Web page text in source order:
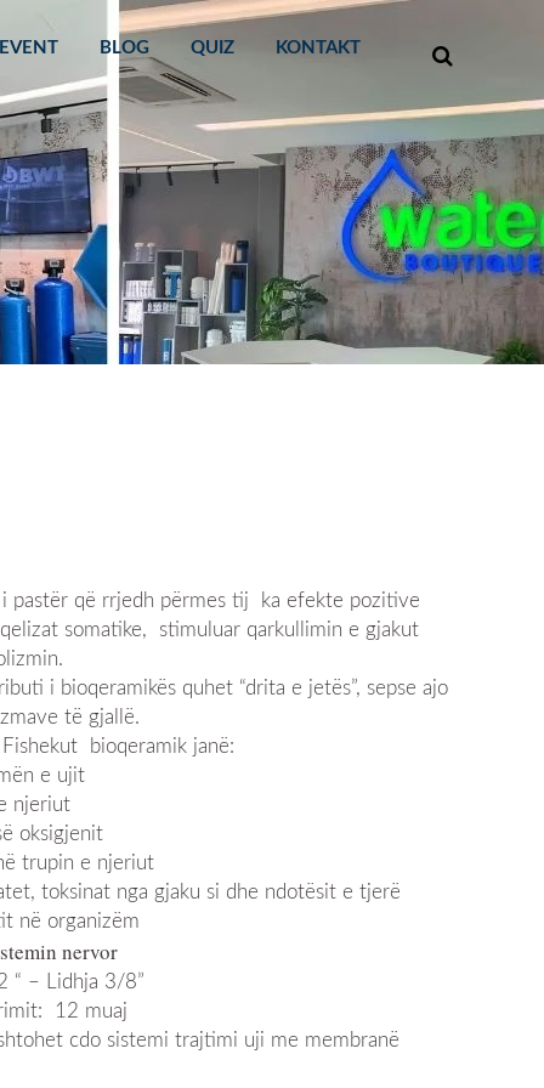
EVENT BLOG QUIZ KONTAKT
pastër që rrjedh përmes tij ka efekte pozitive
somatike, stimuluar qarkullimin e gjakut
i bioqeramikës quhet “drita e jetës”, sepse ajo
të gjallë.
bioqeramik janë:
e ujit
njeriut
oksigjenit
trupin e njeriut
toksinat nga gjaku si dhe ndotësit e tjerë
në organizëm
nervor
“ – Lidhja 3/8”
12 muaj
cdo sistemi trajtimi uji me membranë